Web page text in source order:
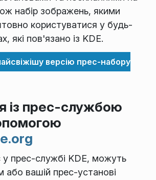
набір зображень, якими
користуватися у будь-
які пов'язано із KDE.
версію прес-набору
із прес-службою
у прес-службі KDE, можуть
або вашій прес-установі